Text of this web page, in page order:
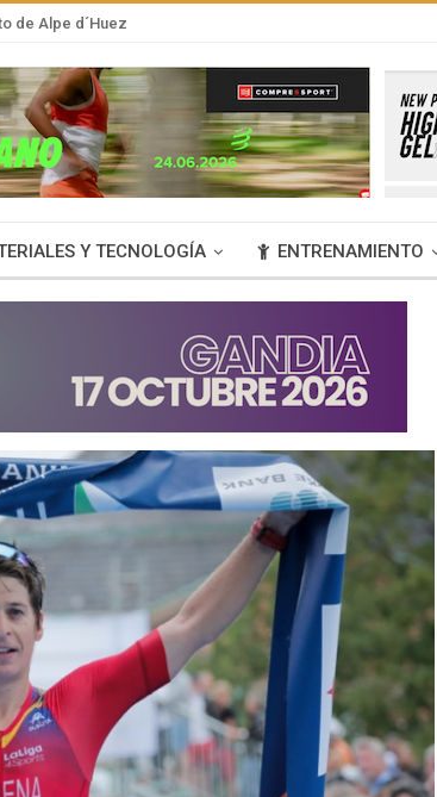
de Alpe d´Huez
Y TECNOLOGÍA ENTRENAMIENTO